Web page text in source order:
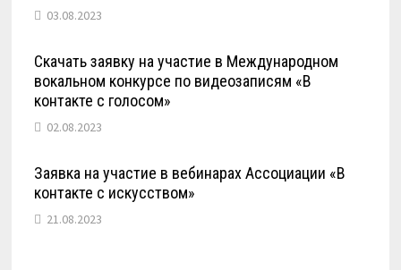
03.08.2023
Скачать заявку на участие в Международном
вокальном конкурсе по видеозаписям «В
контакте с голосом»
02.08.2023
Заявка на участие в вебинарах Ассоциации «В
контакте с искусством»
21.08.2023